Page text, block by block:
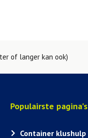
of langer kan ook)
Populairste pagina's
Container klushulp